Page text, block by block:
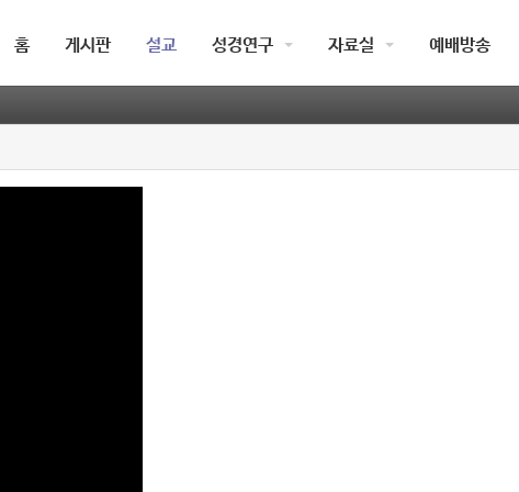
홈 게시판 설교 성경연구 자료실 예배방송